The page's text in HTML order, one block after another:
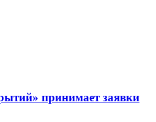
принимает заявки